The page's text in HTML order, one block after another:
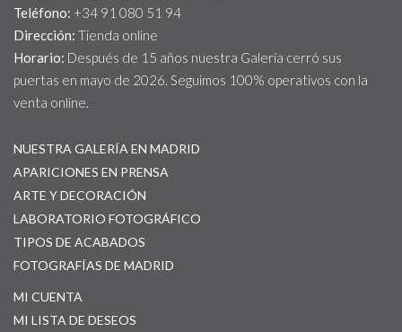
Teléfono: +34 91 080 51 94
Dirección: Tienda online
Horario: Después de 15 años nuestra Galería cerró sus
puertas en mayo de 2026. Seguimos 100% operativos con la
venta online.
NUESTRA GALERÍA EN MADRID
APARICIONES EN PRENSA
ARTE Y DECORACIÓN
LABORATORIO FOTOGRÁFICO
TIPOS DE ACABADOS
FOTOGRAFÍAS DE MADRID
MI CUENTA
MI LISTA DE DESEOS